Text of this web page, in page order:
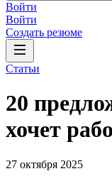
Войти
Войти
Создать резюме
Статьи
20
хочет
27 октября 2025